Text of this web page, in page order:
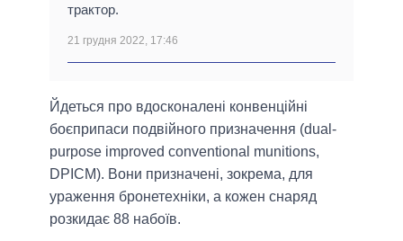
трактор.
21 грудня 2022, 17:46
Йдеться про вдосконалені конвенційні
боєприпаси подвійного призначення (dual-
purpose improved conventional munitions,
DPICM). Вони призначені, зокрема, для
ураження бронетехніки, а кожен снаряд
розкидає 88 набоїв.